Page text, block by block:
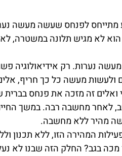
מתייחס לפנחס שעשה מעשה
לא מגיש תלונה במשטרה, לא
נערות. רק אידיאולוגיה
ולעשות מעשה כל כך חריף,
זה מזכה את פנחס בברית
לאחר מחשבה רבה. במשך
מהיר ללא מחשבה.
המהירה הזו, ללא תכנון
מכה בגב? החלק הזה שבנו לא